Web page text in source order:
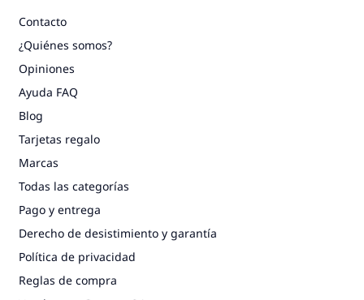
Contacto
¿Quiénes somos?
Opiniones
Ayuda FAQ
Blog
Tarjetas regalo
Marcas
Todas las categorías
Pago y entrega
Derecho de desistimiento y garantía
Política de privacidad
Reglas de compra